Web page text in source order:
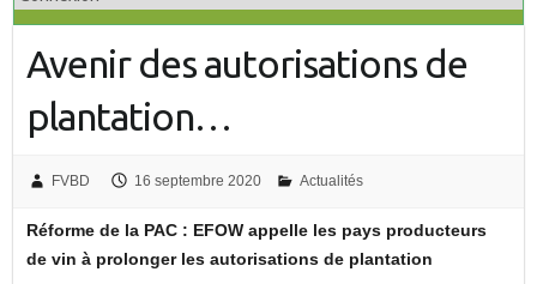
Avenir des autorisations de
plantation…
FVBD 16 septembre 2020 Actualités
Réforme de la PAC : EFOW appelle les pays producteurs
de vin à prolonger les autorisations de plantation